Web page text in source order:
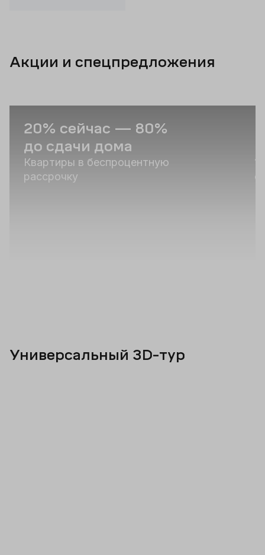
Акции и спецпредложения
20% сейчас — 80%
до сдачи дома
Квартиры в беспроцентную
рассрочку
Универсальный 3D-тур